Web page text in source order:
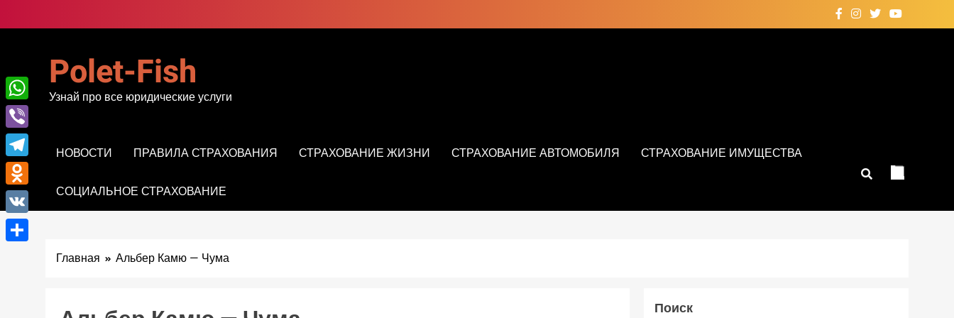
к
Polet-Fish
Узнай про все юридические услуги
НОВОСТИ ПРАВИЛА СТРАХОВАНИЯ СТРАХОВАНИЕ ЖИЗНИ СТРАХОВАНИЕ АВТОМОБИЛЯ СТРАХОВАНИЕ ИМУЩЕСТВА
СОЦИАЛЬНОЕ СТРАХОВАНИЕ
Главная Альбер Камю — Чума
Поиск
WhatsApp
Viber
Telegram
Odnoklassniki
VK
Отправить